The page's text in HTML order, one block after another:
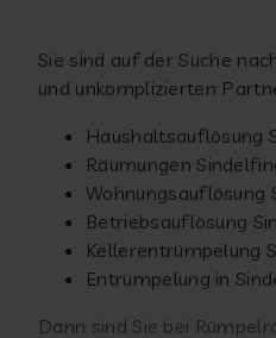
Sie sind auf der Suche
und unkomplizierten
Haushaltsauflösung
Räumungen
Wohnungsauflösung
Betriebsauflösung
Kellerentrümpelung
Entrümpelung in
Dann sind Sie bei